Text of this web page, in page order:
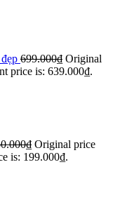
699.000₫ Original
price is: 639.000₫.
₫ Original price
is: 199.000₫.